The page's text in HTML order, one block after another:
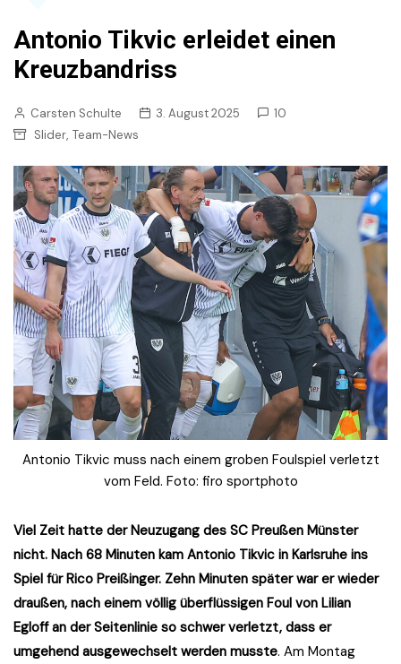
Antonio Tikvic erleidet einen
Kreuzbandriss
Carsten Schulte 3. August 2025
10
Slider, Team-News
Antonio Tikvic muss nach einem groben Foulspiel verletzt
vom Feld. Foto: firo sportphoto
Viel Zeit hatte der Neuzugang des SC Preußen Münster
nicht. Nach 68 Minuten kam Antonio Tikvic in Karlsruhe ins
Spiel für Rico Preißinger. Zehn Minuten später war er wieder
draußen, nach einem völlig überflüssigen Foul von Lilian
Egloff an der Seitenlinie so schwer verletzt, dass er
umgehend ausgewechselt werden musste. Am Montag